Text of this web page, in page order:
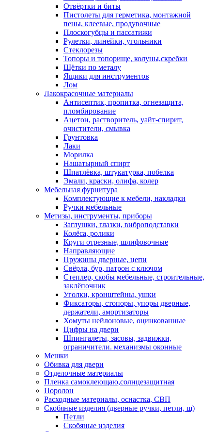
Отвёртки и биты
Пистолеты для герметика, монтажной
пены, клеевые, продувочные
Плоскогубцы и пассатижи
Рулетки, линейки, угольники
Стеклорезы
Топоры и топорище, колуны,скребки
Щётки по металу
Ящики для инструментов
Лом
Лакокрасочные материалы
Антисептик, пропитка, огнезащита,
пломбирование
Ацетон, растворитель, уайт-спирит,
очистители, смывка
Грунтовка
Лаки
Морилка
Нашатырный спирт
Шпатлёвка, штукатурка, побелка
Эмали, краски, олифа, колер
Мебельная фурнитура
Комплектующие к мебели, накладки
Ручки мебельные
Метизы, инструменты, приборы
Заглушки, глазки, виброподставки
Колёса, ролики
Круги отрезные, шлифовочные
Направляющие
Пружины дверные, цепи
Свёрла, бур, патрон с ключом
Степлер, скобы мебельные, строительные,
заклёпочник
Уголки, кронштейны, ушки
Фиксаторы, стопоры, упоры дверные,
держатели, амортизаторы
Хомуты нейлоновые, оцинкованные
Цифры на двери
Шпингалеты, засовы, задвижки,
ограничители. механизмы оконные
Мешки
Обивка для двери
Отделочные материалы
Пленка самоклеющаю,солнцезащитная
Поролон
Расходные материалы, оснастка, СВП
Скобяные изделия (дверные ручки, петли, щ)
Петли
Скобяные изделия